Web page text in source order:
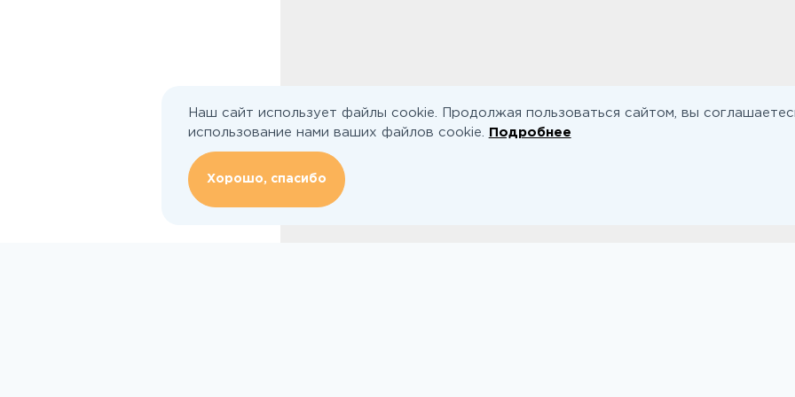
Наш сайт использует файлы cookie. Продолжая пользоваться сайтом, вы
использование нами ваших файлов cookie.
Подробнее
Хорошо, спасибо